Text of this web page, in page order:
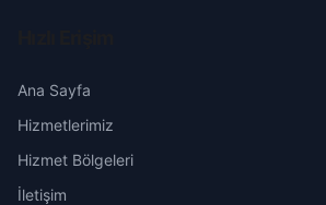
Erzurum
Musalla
Ana Sayfa
Hizmetlerimiz
Hizmet Bölgeleri
İletişim